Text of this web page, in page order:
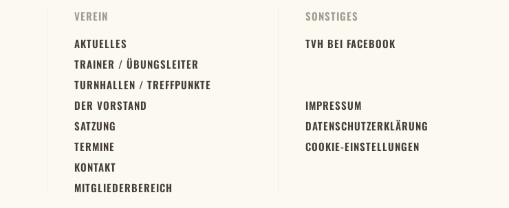
VEREIN
AKTUELLES
TRAINER / ÜBUNGSLEITER
TURNHALLEN / TREFFPUNKTE
DER VORSTAND
SATZUNG
TERMINE
KONTAKT
MITGLIEDERBEREICH
SONSTIGES
TVH BEI FACEBOOK
IMPRESSUM
DATENSCHUTZERKLÄRUNG
COOKIE-EINSTELLUNGEN